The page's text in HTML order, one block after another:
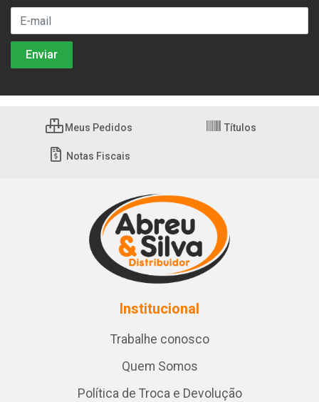
Meus Pedidos Títulos
Notas Fiscais
Institucional
Trabalhe conosco
Quem Somos
Política de Troca e Devolução